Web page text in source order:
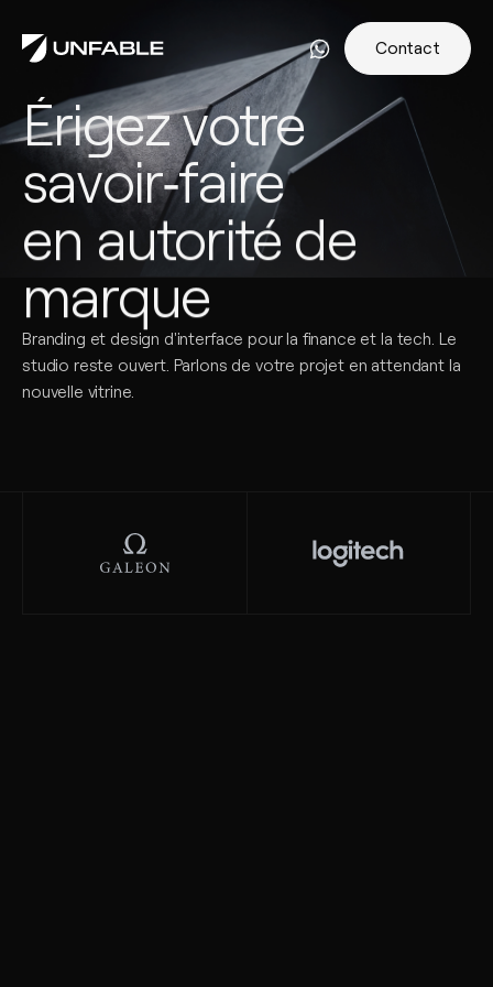
Contact
Érigez votre
savoir‑faire
en autorité de
marque
Branding et design d'interface pour la finance et la tech. Le
studio reste ouvert. Parlons de votre projet en attendant la
nouvelle vitrine.